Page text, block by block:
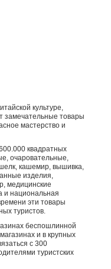
культуре,
замечательные товары
мастерство и
квадратных
очаровательные,
кашемир, вышивка,
изделия,
медицинские
и национальная
эти товары
туристов.
беспошлинной
и в крупных
с 300
туристских